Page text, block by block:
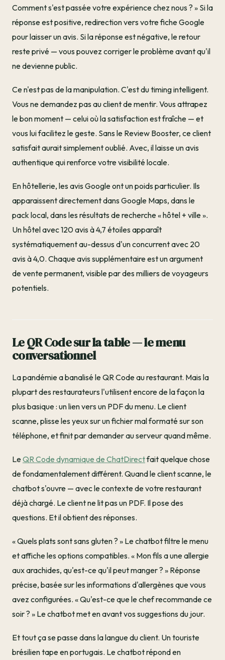
Comment s'est passée votre expérience chez nous ? » Si la
réponse est positive, redirection vers votre fiche Google
pour laisser un avis. Si la réponse est négative, le retour
reste privé — vous pouvez corriger le problème avant qu'il
ne devienne public.
Ce n'est pas de la manipulation. C'est du timing intelligent.
Vous ne demandez pas au client de mentir. Vous attrapez
le bon moment — celui où la satisfaction est fraîche — et
vous lui facilitez le geste. Sans le Review Booster, ce client
satisfait aurait simplement oublié. Avec, il laisse un avis
authentique qui renforce votre visibilité locale.
En hôtellerie, les avis Google ont un poids particulier. Ils
apparaissent directement dans Google Maps, dans le
pack local, dans les résultats de recherche « hôtel + ville ».
Un hôtel avec 120 avis à 4,7 étoiles apparaît
systématiquement au-dessus d'un concurrent avec 20
avis à 4,0. Chaque avis supplémentaire est un argument
de vente permanent, visible par des milliers de voyageurs
potentiels.
Le QR Code sur la table — le menu
conversationnel
La pandémie a banalisé le QR Code au restaurant. Mais la
plupart des restaurateurs l'utilisent encore de la façon la
plus basique : un lien vers un PDF du menu. Le client
scanne, plisse les yeux sur un fichier mal formaté sur son
téléphone, et finit par demander au serveur quand même.
LeQR Code dynamique de ChatDirectfait quelque chose
de fondamentalement différent. Quand le client scanne, le
chatbot s'ouvre — avec le contexte de votre restaurant
déjà chargé. Le client ne lit pas un PDF. Il pose des
questions. Et il obtient des réponses.
« Quels plats sont sans gluten ? » Le chatbot filtre le menu
et affiche les options compatibles. « Mon fils a une allergie
aux arachides, qu'est-ce qu'il peut manger ? » Réponse
précise, basée sur les informations d'allergènes que vous
avez configurées. « Qu'est-ce que le chef recommande ce
soir ? » Le chatbot met en avant vos suggestions du jour.
Et tout ça se passe dans la langue du client. Un touriste
brésilien tape en portugais. Le chatbot répond en